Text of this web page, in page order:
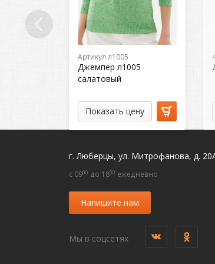
Артикул л1005
Джемпер л1005
салатовый
Показать цену
г. Люберцы, ул. Митрофанова, д.
c 0900 до 1800 ежедневно
Напишите нам
Мы в соцсетях